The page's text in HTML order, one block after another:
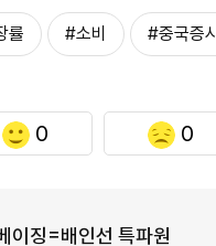
률 #소비 #중국증시
0 0
이징=배인선 특파원